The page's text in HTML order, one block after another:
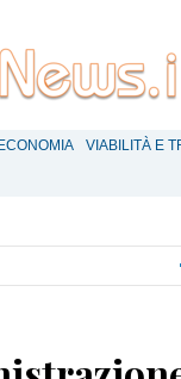
ECONOMIA VIABILITÀ E